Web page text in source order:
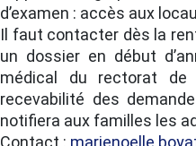
d’examen : accès aux
Il faut contacter dès la
un dossier en début
médical du rectorat
recevabilité des
notifiera aux familles les
Contact :